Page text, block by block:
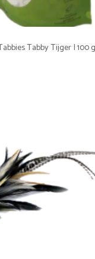
Tabby Tijger | 100